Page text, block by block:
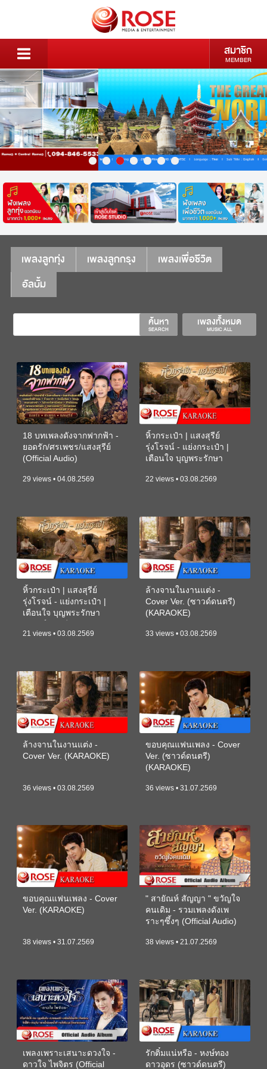
สมาชิก
MEMBER
เพลงลูกทุ่ง เพลงลูกกรุง
เพลงเพื่อชีวิต
อัลบั้ม
เพลงทั้งหมด
MUSIC ALL
ค้นหา
SEARCH
18 บทเพลงดังจากฟากฟ้า -
ยอดรัก/ศรเพชร/แสงสุรีย์
(Official Audio)
29 views • 04.08.2569
หิ้วกระเป๋า | แสงสุรีย์
รุ่งโรจน์ - แย่งกระเป๋า |
เตือนใจ บุญพระรักษา
22 views • 03.08.2569
หิ้วกระเป๋า | แสงสุรีย์
รุ่งโรจน์ - แย่งกระเป๋า |
เตือนใจ บุญพระรักษา
21 views • 03.08.2569
ล้างจานในงานแต่ง -
Cover Ver. (ซาวด์ดนตรี)
(KARAOKE)
33 views • 03.08.2569
ล้างจานในงานแต่ง -
Cover Ver. (KARAOKE)
36 views • 03.08.2569
ขอบคุณแฟนเพลง - Cover
Ver. (ซาวด์ดนตรี)
(KARAOKE)
36 views • 31.07.2569
ขอบคุณแฟนเพลง - Cover
Ver. (KARAOKE)
38 views • 31.07.2569
" สายัณห์ สัญญา " ขวัญใจ
คนเดิม - รวมเพลงดังเพ
ราะๆซึ้งๆ (Official Audio)
38 views • 21.07.2569
เพลงเพราะเสนาะดวงใจ -
ดาวใจ ไพจิตร (Official
รักติ๋มแน่หรือ - หงษ์ทอง
ดาวอุดร (ซาวด์ดนตรี)